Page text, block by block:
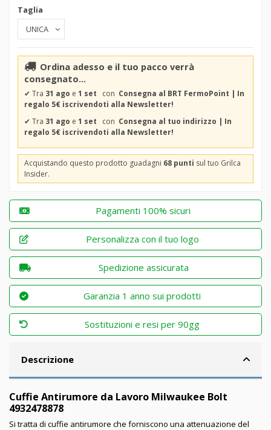
Taglia
Ordina adesso e il tuo pacco verrà
consegnato...
✔ Tra 31 ago e 1 set con Consegna al BRT FermoPoint | In
regalo 5€ iscrivendoti alla Newsletter!
✔ Tra 31 ago e 1 set con Consegna al tuo indirizzo | In
regalo 5€ iscrivendoti alla Newsletter!
Acquistando questo prodotto guadagni 68 punti sul tuo Grilca
Insider.
Pagamenti 100% sicuri
Personalizza con il tuo logo
Spedizione assicurata
Garanzia 1 anno sui prodotti
Sostituzioni e resi per 90gg
Descrizione
Cuffie Antirumore da Lavoro Milwaukee Bolt
4932478878
Si tratta di cuffie antirumore che forniscono una attenuazione del